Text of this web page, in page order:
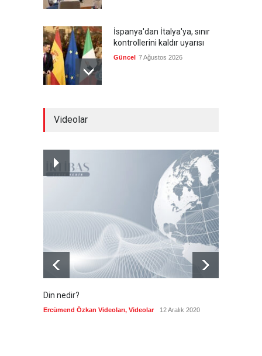
İspanya'dan İtalya'ya, sınır
kontrollerini kaldır uyarısı
Güncel 7 Ağustos 2026
Fransa'nın sosyal medyaya
yasak talebine ABD'den sert
Güncel 7 Ağustos 2026
Videolar
Din nedir?
Ercümend Özkan Videoları, Videolar 12 Aralık 2020